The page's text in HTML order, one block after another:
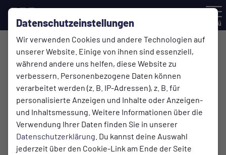
Datenschutzeinstellungen
Wir verwenden Cookies und andere Technologien auf
unserer Website. Einige von ihnen sind essenziell,
während andere uns helfen, diese Website zu
verbessern. Personenbezogene Daten können
verarbeitet werden (z. B. IP-Adressen), z. B. für
personalisierte Anzeigen und Inhalte oder Anzeigen-
und Inhaltsmessung. Weitere Informationen über die
Verwendung Ihrer Daten finden Sie in unserer
Datenschutzerklärung . Du kannst deine Auswahl
jederzeit über den Cookie-Link am Ende der Seite
Menü